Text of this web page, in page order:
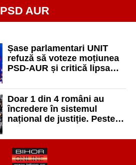
PSD AUR
Șase parlamentari UNIT
refuză să voteze moțiunea
PSD-AUR și critică lipsa
Doar 1 din 4 români au
încredere în sistemul
național de justiție. Peste
legea nu se aplică egal